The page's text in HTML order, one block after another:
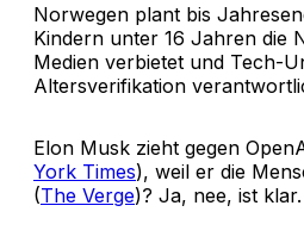
Norwegen plant bis
Kindern unter 16 Jahren die
Medien verbietet und Tech-
Altersverifikation
Elon Musk zieht gegen
York Times), weil er die
(The Verge)? Ja, nee, ist klar.